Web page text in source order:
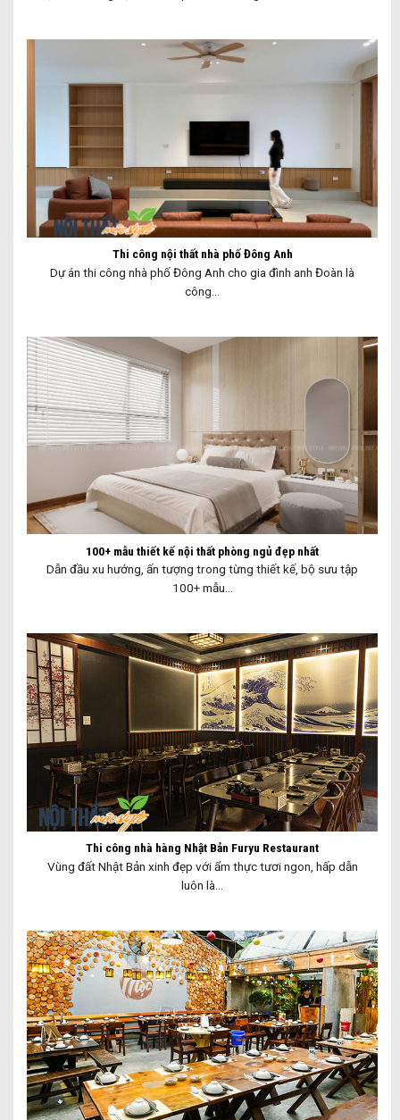
Thi công nội thất nhà phố Đông Anh
Dự án thi công nhà phố Đông Anh cho gia đình anh Đoàn là
công...
100+ mẫu thiết kế nội thất phòng ngủ đẹp nhất
Dẫn đầu xu hướng, ấn tượng trong từng thiết kế, bộ sưu tập
100+ mẫu...
Thi công nhà hàng Nhật Bản Furyu Restaurant
Vùng đất Nhật Bản xinh đẹp với ẩm thực tươi ngon, hấp dẫn
luôn là...